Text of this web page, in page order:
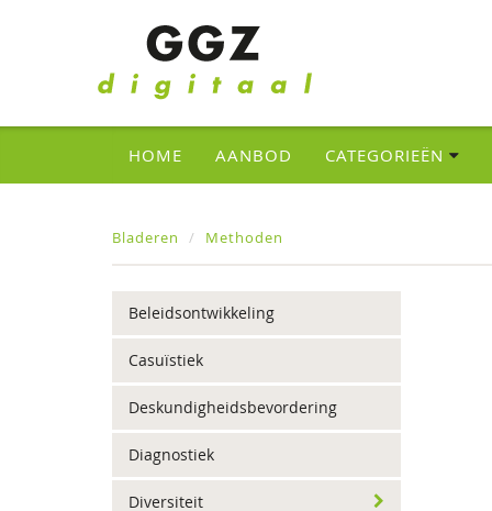
HOME AANBOD CATEGORIEËN
Bladeren Methoden
Beleidsontwikkeling
Casuïstiek
Deskundigheidsbevordering
Diagnostiek
Diversiteit